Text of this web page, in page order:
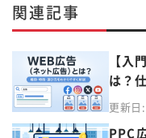
関連記事
【入
は？
更新日
PPC